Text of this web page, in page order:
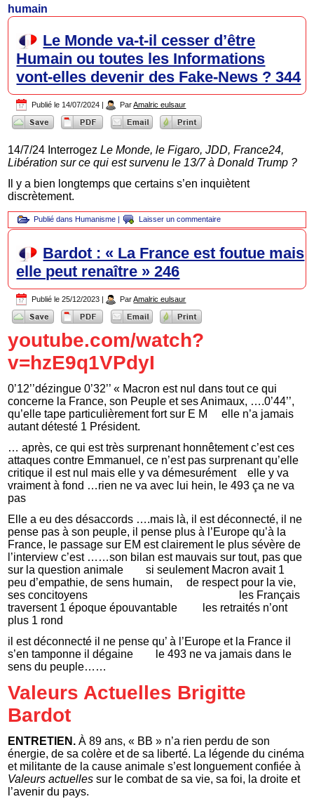
humain
Le Monde va-t-il cesser d’être
Humain ou toutes les Informations
vont-elles devenir des Fake-News ? 344
Publié le 14/07/2024 | Par Amalric eulsaur
14/7/24 InterrogezLe Monde, le Figaro, JDD, France24,
Libération sur ce qui est survenu le 13/7 à Donald Trump ?
Il y a bien longtemps que certains s’en inquiètent
discrètement.
Publié dans Humanisme | Laisser un commentaire
Bardot : « La France est foutue mais
elle peut renaître » 246
Publié le 25/12/2023 | Par Amalric eulsaur
youtube.com/watch?
v=hzE9q1VPdyI
0’12’’dézingue 0’32’’ « Macron est nul dans tout ce qui
concerne la France, son Peuple et ses Animaux, ….0’44’’,
qu’elle tape particulièrement fort sur E M elle n’a jamais
autant détesté 1 Président.
… après, ce qui est très surprenant honnêtement c’est ces
attaques contre Emmanuel, ce n’est pas surprenant qu’elle
critique il est nul mais elle y va démesurément elle y va
vraiment à fond …rien ne va avec lui hein, le 493 ça ne va
pas
Elle a eu des désaccords ….mais là, il est déconnecté, il ne
pense pas à son peuple, il pense plus à l’Europe qu’à la
France, le passage sur EM est clairement le plus sévère de
l’interview c’est ……son bilan est mauvais sur tout, pas que
sur la question animale si seulement Macron avait 1
peu d’empathie, de sens humain, de respect pour la vie,
ses concitoyens les Français
traversent 1 époque épouvantable les retraités n’ont
plus 1 rond
il est déconnecté il ne pense qu’ à l’Europe et la France il
s’en tamponne il dégaine le 493 ne va jamais dans le
sens du peuple……
Valeurs Actuelles Brigitte
Bardot
ENTRETIEN. À 89 ans, « BB » n’a rien perdu de son
énergie, de sa colère et de sa liberté. La légende du cinéma
et militante de la cause animale s’est longuement confiée à
Valeurs actuelles sur le combat de sa vie, sa foi, la droite et
l’avenir du pays.